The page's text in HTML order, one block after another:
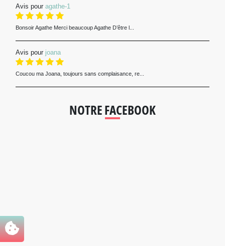
Avis pour agathe-1
Bonsoir Agathe Merci beaucoup Agathe D’être l...
Avis pour joana
Coucou ma Joana, toujours sans complaisance, re...
NOTRE FACEBOOK